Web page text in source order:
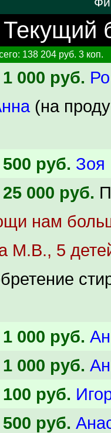
Текущий
138 204 руб. 3 коп.
1 000 руб.
(на
500 руб. Зоя
25 000 руб.
нам
М.В., 5
1 000 руб.
1 000 руб.
100 руб.
500 руб.